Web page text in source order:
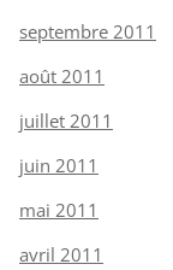
septembre 2011
août 2011
juillet 2011
juin 2011
mai 2011
avril 2011